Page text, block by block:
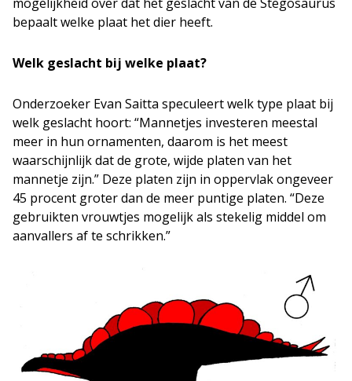
bepaalt welke plaat het dier heeft.
Welk geslacht bij welke plaat?
Onderzoeker Evan Saitta speculeert welk type plaat bij
welk geslacht hoort: “Mannetjes investeren meestal
meer in hun ornamenten, daarom is het meest
waarschijnlijk dat de grote, wijde platen van het
mannetje zijn.” Deze platen zijn in oppervlak ongeveer
45 procent groter dan de meer puntige platen. “Deze
gebruikten vrouwtjes mogelijk als stekelig middel om
aanvallers af te schrikken.”